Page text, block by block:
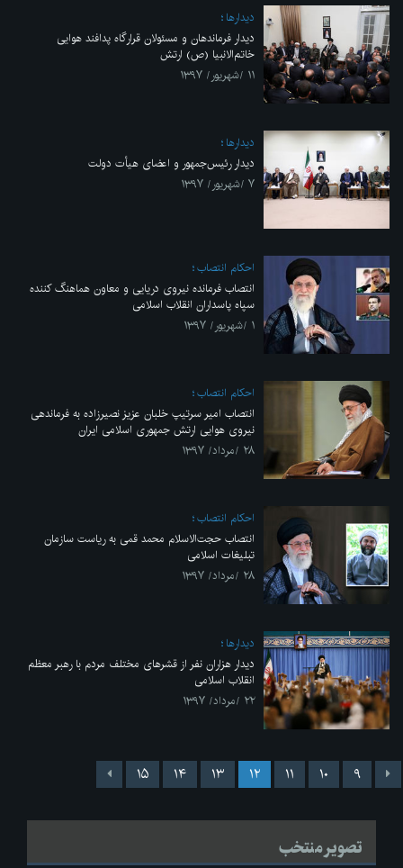
ديدارها
دیدار فرماندهان و مسئولان قرارگاه پدافند هوایی
خاتم‌الانبیا (ص) ارتش
۱۱ /شهریور/ ۱۳۹۷
ديدارها
دیدار رئیس‌جمهور و اعضای هیأت دولت
۷ /شهریور/ ۱۳۹۷
احکام انتصاب
انتصاب فرمانده نیروی دریایی و معاون هماهنگ کننده
سپاه پاسداران انقلاب اسلامی
۱ /شهریور/ ۱۳۹۷
احکام انتصاب
انتصاب امیر سرتیپ خلبان عزیز نصیرزاده به فرماندهی
نیروی هوایی ارتش جمهوری اسلامی ایران
۲۸ /مرداد/ ۱۳۹۷
احکام انتصاب
انتصاب حجت‌الاسلام محمد قمی به ریاست سازمان
تبلیغات اسلامی
۲۸ /مرداد/ ۱۳۹۷
ديدارها
دیدار هزاران نفر از قشرهای مختلف مردم با رهبر معظم
انقلاب اسلامی
۲۲ /مرداد/ ۱۳۹۷
۹ ۱۰ ۱۱ ۱۲ ۱۳ ۱۴ ۱۵
تصویر منتخب